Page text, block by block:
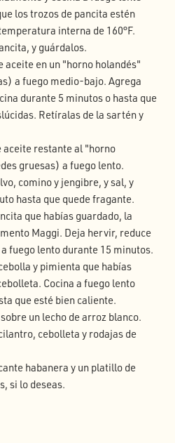
los trozos de pancita estén
interna de 160°F.
y guárdalos.
aceite en un "horno holandés"
a fuego medio-bajo. Agrega
durante 5 minutos o hasta que
Retíralas de la sartén y
aceite restante al "horno
gruesas) a fuego lento.
comino y jengibre, y sal, y
hasta que quede fragante.
que habías guardado, la
Maggi. Deja hervir, reduce
fuego lento durante 15 minutos.
y pimienta que habías
Cocina a fuego lento
que esté bien caliente.
un lecho de arroz blanco.
cebolleta y rodajas de
habanera y un platillo de
si lo deseas.